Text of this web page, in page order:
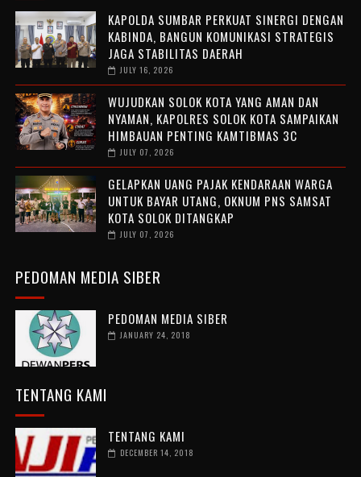
KAPOLDA SUMBAR PERKUAT SINERGI DENGAN
KABINDA, BANGUN KOMUNIKASI STRATEGIS
JAGA STABILITAS DAERAH
JULY 16, 2026
WUJUDKAN SOLOK KOTA YANG AMAN DAN
NYAMAN, KAPOLRES SOLOK KOTA SAMPAIKAN
HIMBAUAN PENTING KAMTIBMAS 3C
JULY 07, 2026
GELAPKAN UANG PAJAK KENDARAAN WARGA
UNTUK BAYAR UTANG, OKNUM PNS SAMSAT
KOTA SOLOK DITANGKAP
JULY 07, 2026
PEDOMAN MEDIA SIBER
PEDOMAN MEDIA SIBER
JANUARY 24, 2018
TENTANG KAMI
TENTANG KAMI
DECEMBER 14, 2018